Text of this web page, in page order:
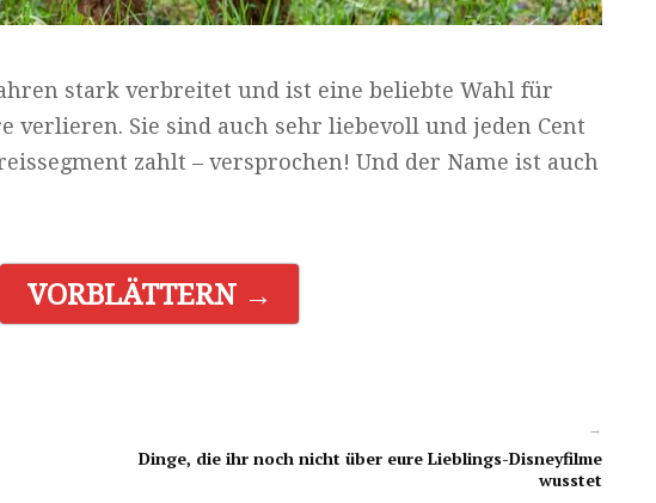
stark verbreitet und ist eine beliebte Wahl für
verlieren. Sie sind auch sehr liebevoll und jeden Cent
zahlt – versprochen! Und der Name ist auch
VORBLÄTTERN →
→
Dinge, die ihr noch nicht über eure Lieblings-Disneyfilme
wusstet